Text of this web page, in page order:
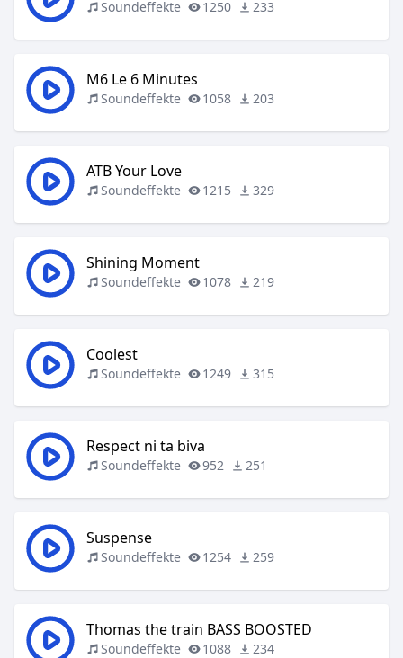
Soundeffekte 1250 233
M6 Le 6 Minutes
Soundeffekte 1058 203
ATB Your Love
Soundeffekte 1215 329
Shining Moment
Soundeffekte 1078 219
Coolest
Soundeffekte 1249 315
Respect ni ta biva
Soundeffekte 952 251
Suspense
Soundeffekte 1254 259
Thomas the train BASS BOOSTED
Soundeffekte 1088 234